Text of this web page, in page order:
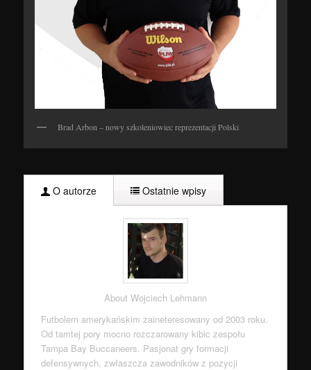
Brad Arbon – nowy szkoleniowiec reprezentacji Polski
O autorze Ostatnie wpisy
About Wojciech Lehmann
Futbolem amerykańskim zaineteresowany od 2003 roku.
Od tamtej pory mocno rozczarowany kibic zespołu
Tampa Bay Buccaneers. Pasjonat gry formacji
defensywnych, zwłaszcza zawodników z pozycji